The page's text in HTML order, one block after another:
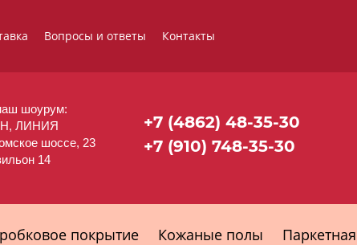
Вопросы и ответы Контакты
шоурум:
ЛИНИЯ
шоссе, 23
14
+7 (4862) 48-35-30
+7 (910) 748-35-30
покрытие Кожаные полы